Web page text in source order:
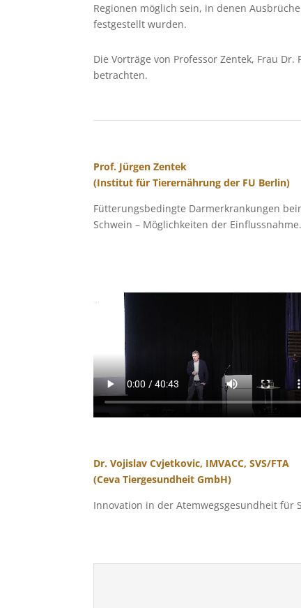
Regionen möglich sein, in denen
festgestellt wurden.
Die Vorträge von Professor Zentek, Frau
betrachten.
Prof. Jürgen Zentek
(Institut für Tierernährung der FU Berlin)
Fütterungsbedingte Darmerkrankungen
Schwein – Möglichkeiten der Einflussnahme.
Dr. Vojislav Cvjetkovic, IMVACC, SVS/FTA
(Ceva Tiergesundheit GmbH)
Innovation in der Atemwegsgesundheit für